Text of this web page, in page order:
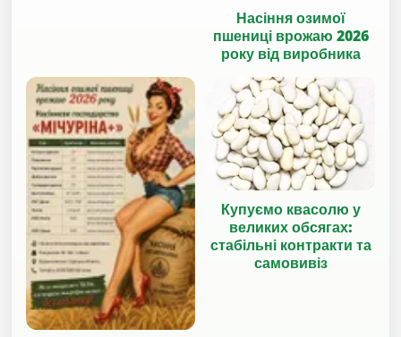
Насіння озимої
пшениці врожаю 2026
року від виробника
Купуємо квасолю у
великих обсягах:
стабільні контракти та
самовивіз